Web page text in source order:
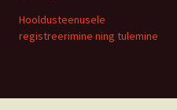
Hooldusteenusele
registreerimine ning tulemine